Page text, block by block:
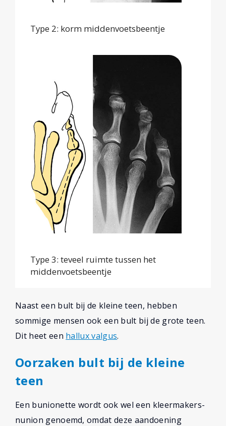
Type 2: korm middenvoetsbeentje
Type 3: teveel ruimte tussen het
middenvoetsbeentje
Naast een bult bij de kleine teen, hebben
sommige mensen ook een bult bij de grote teen.
Dit heet een hallux valgus.
Oorzaken bult bij de kleine
teen
Een bunionette wordt ook wel een kleermakers-
nunion genoemd, omdat deze aandoening